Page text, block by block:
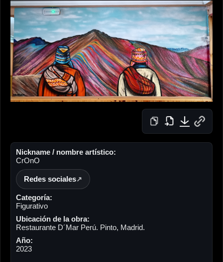
Nickname / nombre artístico:
CrOnO
Redes sociales
Categoría:
Figurativo
Ubicación de la obra:
Restaurante D´Mar Perú. Pinto, Madrid.
Año:
2023